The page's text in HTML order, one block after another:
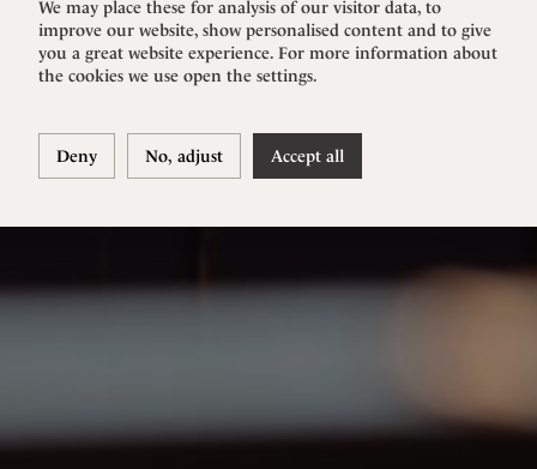
We may place these for analysis of our visitor data, to
improve our website, show personalised content and to give
you a great website experience. For more information about
the cookies we use open the settings.
Deny No, adjust Accept all